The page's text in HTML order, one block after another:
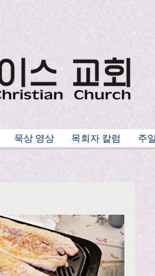
묵상 영상 목회자 칼럼 주